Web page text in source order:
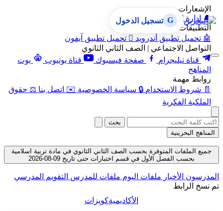
الإشعارات
🔔 إدارة الإشعارات
التطبيقات
🤖 تحميل تطبيق أندرويد  تحميل تطبيق آيفون
التواصل الاجتماعي | الصف الثاني الثانوي
قناة تيليجرام
صفحة فيسبوك قناة يوتيوب
بوت
المناهج
روابط مهمة
📄 شروط الاستخدام 🔒 سياسة الخصوصية ✉️ اتصل بنا ⚖️ حقوق
الملكية الفكرية
G تسجيل الدخول
بحث
المناهج البحرينية
جميع الملفات المتوفرة بحسب الصف الثاني الثانوي في مادة تربية اسلامية
بحسب الفصل الأول في قسم اختبارات حتى تاريخ 09-08-2026
المدرسون الأخبار ملفات اليوم ملفات للمدرس التقويم المدرسي
تم نسخ الرابط
الأكاديميةكويزات